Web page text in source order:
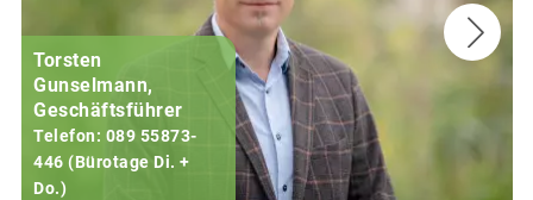
Torsten
Gunselmann,
Geschäftsführer
Telefon: 089 55873-
446 (Bürotage Di. +
Do.)